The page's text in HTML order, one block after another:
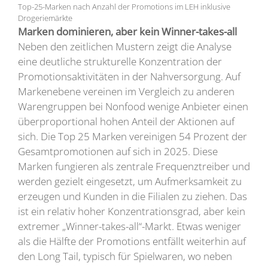
Top-25-Marken nach Anzahl der Promotions im LEH inklusive
Drogeriemärkte
Marken dominieren, aber kein Winner-takes-all
Neben den zeitlichen Mustern zeigt die Analyse
eine deutliche strukturelle Konzentration der
Promotionsaktivitäten in der Nahversorgung. Auf
Markenebene vereinen im Vergleich zu anderen
Warengruppen bei Nonfood wenige Anbieter einen
überproportional hohen Anteil der Aktionen auf
sich. Die Top 25 Marken vereinigen 54 Prozent der
Gesamtpromotionen auf sich in 2025. Diese
Marken fungieren als zentrale Frequenztreiber und
werden gezielt eingesetzt, um Aufmerksamkeit zu
erzeugen und Kunden in die Filialen zu ziehen. Das
ist ein relativ hoher Konzentrationsgrad, aber kein
extremer „Winner-takes-all“-Markt. Etwas weniger
als die Hälfte der Promotions entfällt weiterhin auf
den Long Tail, typisch für Spielwaren, wo neben